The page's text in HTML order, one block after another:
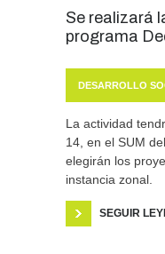
Se realizará
programa
DESARROLLO
La actividad
14, en el SUM
elegirán los
instancia zonal.
SEGUIR